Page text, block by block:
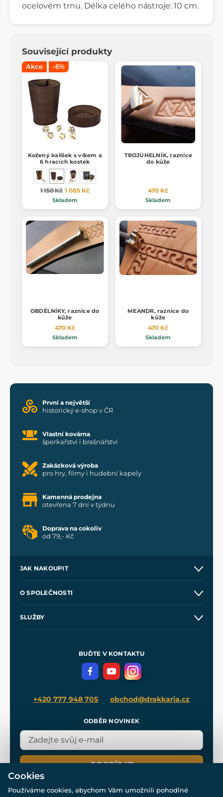
ocelovém trnu. Délka celého nástroje: 10 cm.
Související produkty
Akce -6%
Kožený kalíšek s víkem a
6 hracích kostek
1 150 Kč 1 085 Kč
Skladem
TROJÚHELNÍK, raznice
do kůže
470 Kč
Skladem
OBDÉLNÍKY, raznice do
kůže
470 Kč
Skladem
MEANDR, raznice do
kůže
470 Kč
Skladem
První a největší
historický e-shop v ČR
Vlastní kovárna
šperkařství i brašnářství
Zakázková výroba
pro hry, filmy i hudební kapely
Kamenná prodejna
otevřena 7 dní v týdnu
Doprava na cokoliv
od 79,- Kč
JAK NAKOUPIT
Velkoobchod
O SPOLEČNOSTI
SLUŽBY
Meče pro Kingdom Come
BUĎTE V KONTAKTU
+420 777 948 705 obchod@drakkaria.cz
ODBĚR NOVINEK
ODEBÍRAT
Cookies
Používáme cookies, abychom Vám umožnili pohodlné